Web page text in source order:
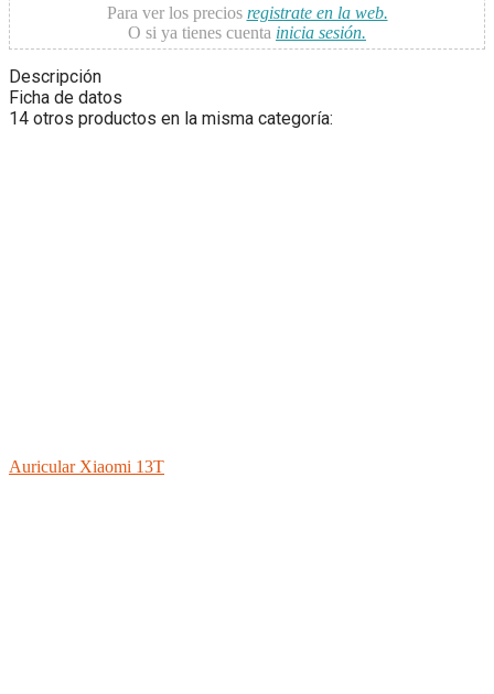
Para ver los precios registrate en la web.
O si ya tienes cuenta inicia sesión.
Descripción
Ficha de datos
14 otros productos en la misma categoría:
Auricular Xiaomi 13T